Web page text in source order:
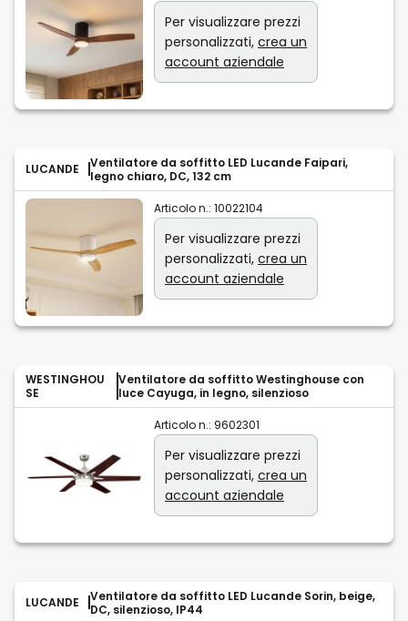
Per visualizzare prezzi
personalizzati, crea un
account aziendale
LUCANDE
Ventilatore da soffitto LED Lucande Faipari,
legno chiaro, DC, 132 cm
Articolo n.: 10022104
Per visualizzare prezzi
personalizzati, crea un
account aziendale
WESTINGHOU
SE
Ventilatore da soffitto Westinghouse con
luce Cayuga, in legno, silenzioso
Articolo n.: 9602301
Per visualizzare prezzi
personalizzati, crea un
account aziendale
LUCANDE
Ventilatore da soffitto LED Lucande Sorin, beige,
DC, silenzioso, IP44